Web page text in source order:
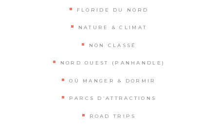
FLORIDE DU NORD
NATURE & CLIMAT
NON CLASSÉ
NORD OUEST (PANHANDLE)
OÙ MANGER & DORMIR
PARCS D’ATTRACTIONS
ROAD TRIPS